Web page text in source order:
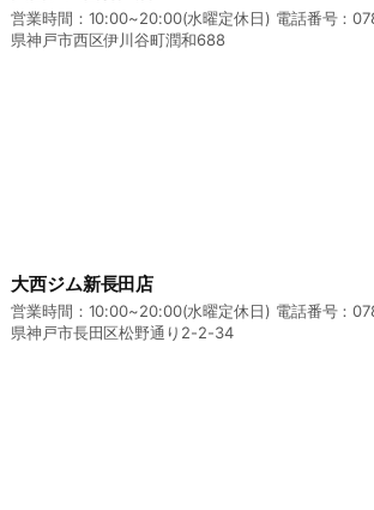
営業時間：10:00~20:00(水曜定休日) 電話番号：
県神戸市西区伊川谷町潤和688
大西ジム新長田店
営業時間：10:00~20:00(水曜定休日) 電話番号：
県神戸市長田区松野通り2-2-34